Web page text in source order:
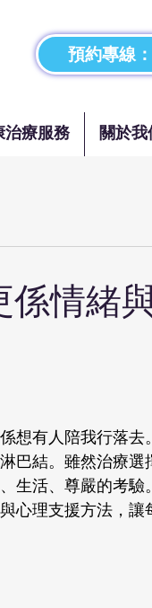
預約專線
治療服務 關於我
係情緒
想有人陪我行落去
巴結。雖然治療選
生活、尊嚴的考驗。
心理支援方法，讓